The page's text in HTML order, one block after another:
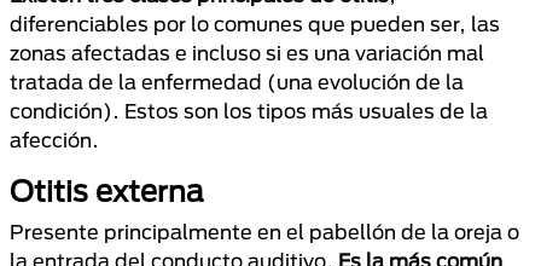
diferenciables por lo comunes que pueden ser, las
zonas afectadas e incluso si es una variación mal
tratada de la enfermedad (una evolución de la
condición). Estos son los tipos más usuales de la
afección.
Otitis externa
Presente principalmente en el pabellón de la oreja o
la entrada del conducto auditivo. Es la más común